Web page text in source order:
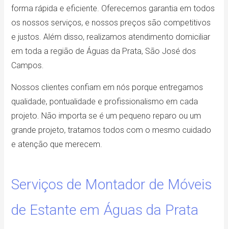
forma rápida e eficiente. Oferecemos garantia em todos
os nossos serviços, e nossos preços são competitivos
e justos. Além disso, realizamos atendimento domiciliar
em toda a região de Águas da Prata, São José dos
Campos.
Nossos clientes confiam em nós porque entregamos
qualidade, pontualidade e profissionalismo em cada
projeto. Não importa se é um pequeno reparo ou um
grande projeto, tratamos todos com o mesmo cuidado
e atenção que merecem.
Serviços de Montador de Móveis
de Estante em Águas da Prata